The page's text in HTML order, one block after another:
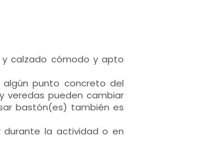
calzado cómodo y apto
punto concreto del
veredas pueden cambiar
bastón(es) también es
la actividad o en